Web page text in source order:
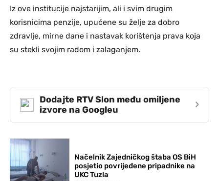
Iz ove institucije najstarijim, ali i svim drugim
korisnicima penzije, upućene su želje za dobro
zdravlje, mirne dane i nastavak korištenja prava koja
su stekli svojim radom i zalaganjem.
Dodajte RTV Slon među omiljene
izvore na Googleu
›
Načelnik Zajedničkog štaba OS BiH
posjetio povrijeđene pripadnike na
UKC Tuzla